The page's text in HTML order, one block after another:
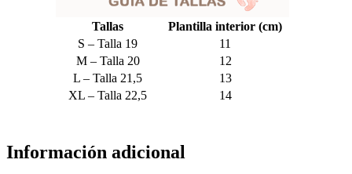
Tallas
Plantilla interior (cm)
S – Talla 19
11
M – Talla 20
12
L – Talla 21,5
13
XL – Talla 22,5
14
Información adicional